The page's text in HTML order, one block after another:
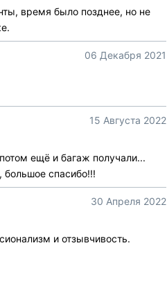
время было позднее, но не
06 Декабря 2021
15 Августа 2022
ещё и багаж получали...
большое спасибо!!!
30 Апреля 2022
и отзывчивость.